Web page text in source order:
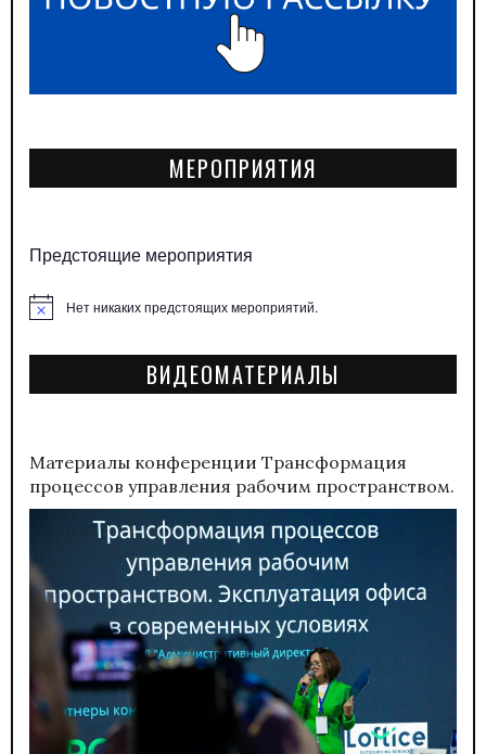
МЕРОПРИЯТИЯ
Предстоящие мероприятия
ЗаметкаНет никаких предстоящих мероприятий.
ВИДЕОМАТЕРИАЛЫ
Материалы конференции Трансформация
процессов управления рабочим пространством.